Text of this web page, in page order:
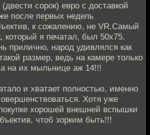
сорок) евро с доставкой
после первых недель
к сожалению, не VR.Самый
который я печатал, был 50х75.
прилично, народ удивлялся как
размер, ведь на камере только
а на их мыльнице аж 14!!!
и хватает полностью, именно
Хотя уже
хорошей внешней вспышки
чтоб зорким быть!!!